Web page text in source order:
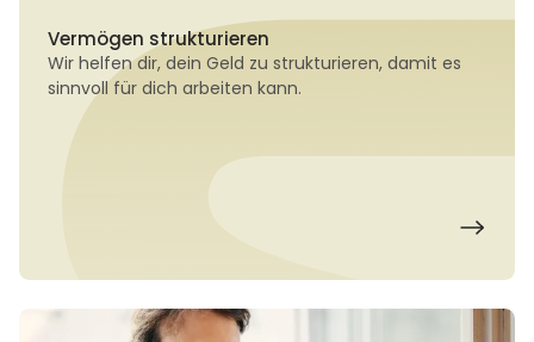
Vermögen strukturieren
Wir helfen dir, dein Geld zu strukturieren, damit es
sinnvoll für dich arbeiten kann.